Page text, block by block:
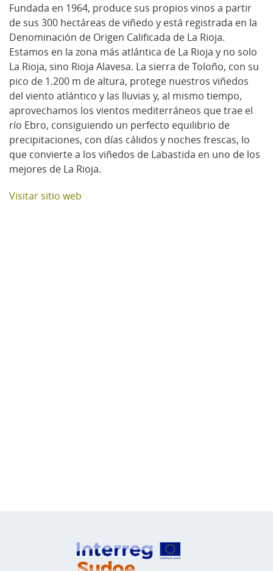
Fundada en 1964, produce sus propios vinos a partir
de sus 300 hectáreas de viñedo y está registrada en la
Denominación de Origen Calificada de La Rioja.
Estamos en la zona más atlántica de La Rioja y no solo
La Rioja, sino Rioja Alavesa. La sierra de Toloño, con su
pico de 1.200 m de altura, protege nuestros viñedos
del viento atlántico y las lluvias y, al mismo tiempo,
aprovechamos los vientos mediterráneos que trae el
río Ebro, consiguiendo un perfecto equilibrio de
precipitaciones, con días cálidos y noches frescas, lo
que convierte a los viñedos de Labastida en uno de los
mejores de La Rioja.
Visitar sitio web